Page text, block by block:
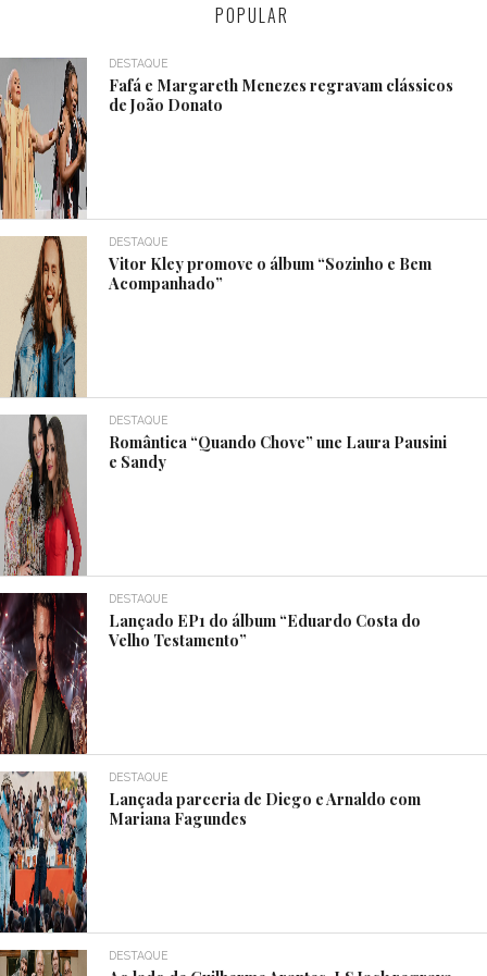
POPULAR
DESTAQUE
Fafá e Margareth Menezes regravam clássicos
de João Donato
DESTAQUE
Vitor Kley promove o álbum “Sozinho e Bem
Acompanhado”
DESTAQUE
Romântica “Quando Chove” une Laura Pausini
e Sandy
DESTAQUE
Lançado EP1 do álbum “Eduardo Costa do
Velho Testamento”
DESTAQUE
Lançada parceria de Diego e Arnaldo com
Mariana Fagundes
DESTAQUE